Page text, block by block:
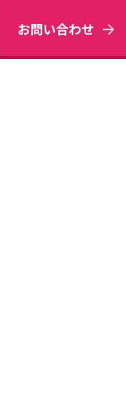
お問い合わせ